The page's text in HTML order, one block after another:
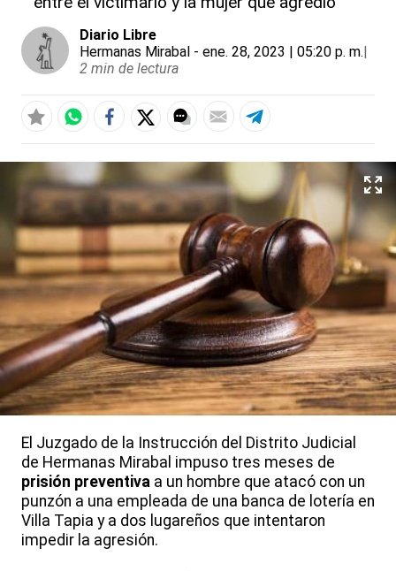
Diario Libre
Hermanas Mirabal - ene. 28, 2023 | 05:20 p. m.|
2 min de lectura
El Juzgado de la Instrucción del Distrito Judicial
de Hermanas Mirabal impuso tres meses de
prisión preventiva a un hombre que atacó con un
punzón a una empleada de una banca de lotería en
Villa Tapia y a dos lugareños que intentaron
impedir la agresión.